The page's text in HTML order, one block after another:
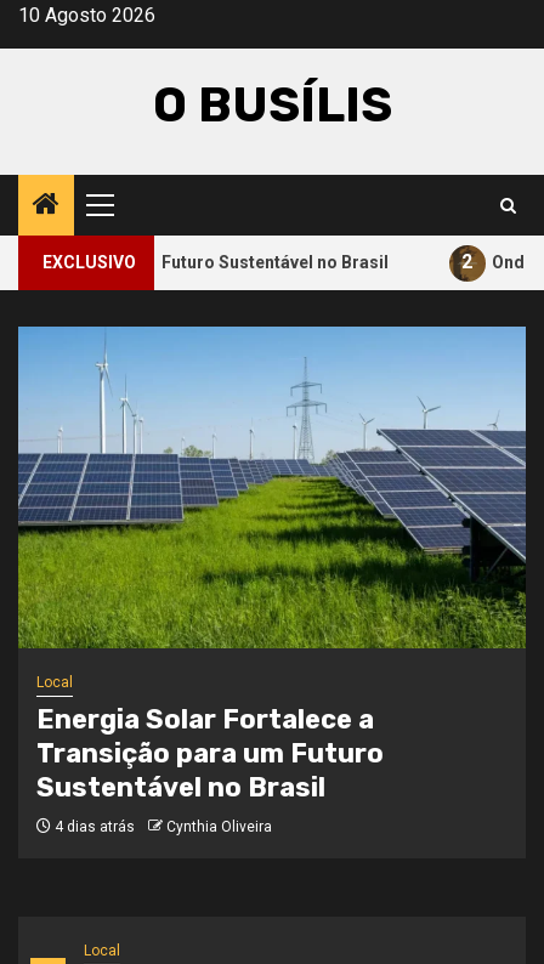
Avançar
10 Agosto 2026
O BUSÍLIS
Menu
principal
EXCLUSIVO
um Futuro Sustentável no Brasil 2 Onde a
Local
Local
Onde a Informação Encontra o Seu
Caminho
4 semanas atrás Cynthia Oliveira